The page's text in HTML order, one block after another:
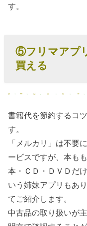
す。
⑤フリマアプ
買える
書籍代を節約するコ
す。
「メルカリ」は不要
ービスですが、本も
本・ＣＤ・ＤＶＤだ
いう姉妹アプリもあ
てご紹介します。
中古品の取り扱いが